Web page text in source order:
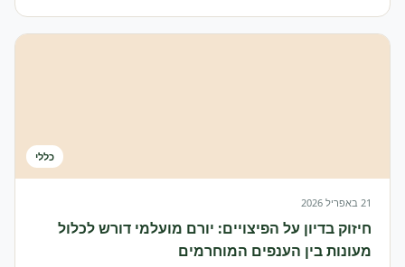
כללי
21 באפריל 2026
חיזוק בדיון על הפיצויים: יורם מועלמי דורש לכלול
מעונות בין הענפים המוחרמים